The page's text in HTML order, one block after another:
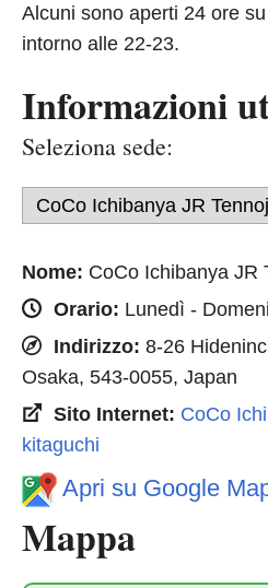
Alcuni sono aperti 24 ore
intorno alle 22-23.
Informazioni
Seleziona sede:
Nome: CoCo Ichibanya JR
Orario: Lunedì -
Indirizzo: 8-26
Osaka, 543-0055, Japan
Sito Internet: CoCo
kitaguchi
Apri su Google
Mappa